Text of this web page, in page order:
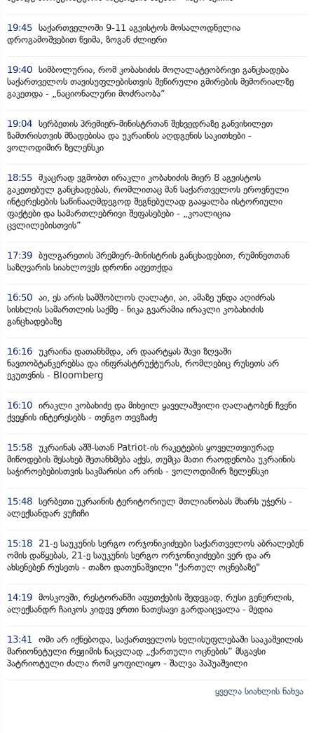
19:45 საქართველოში 9-11 აგვისტოს მოსალოდნელია
დროგამოშვებით წვიმა, ზოგან ძლიერი
19:40 სიმბოლურია, რომ კობახიძის მოღალატეობრივი განცხადება
საქართველოს თავისუფლებისთვის შეწირული გმირების მემორიალზე
გაკეთდა - „ნაციონალური მოძრაობა“
19:04 სერბეთის პრემიერ-მინისტრთან შეხვედრაზე განვიხილეთ
ზამთრისთვის მზადებისა და უკრაინის აღდგენის საკითხები -
ვოლოდიმირ ზელენსკი
18:55 მკაცრად ვგმობთ ირაკლი კობახიძის მიერ 8 აგვისტოს
გაკეთებულ განცხადებას, რომლითაც მან საქართველოს ეროვნული
ინტერესების საწინააღმდეგოდ შეგნებულად გააყალბა ისტორიული
ფაქტები და სამართლებრივი შეფასებები - „კოალიცია
ცვლილებისთვის“
17:39 ბულგარეთის პრემიერ-მინისტრის განცხადებით, რუმინეთთან
საზღვარის სიახლოვეს დრონი აფეთქდა
16:50 აი, ეს არის სამშობლოს ღალატი, აი, ამაზე უნდა აღიძრას
სისხლის სამართლის საქმე - ნიკა გვარამია ირაკლი კობახიძის
განცხადებაზე
16:16 უკრაინა დათანხმდა, არ დაარტყას შავი ზღვაში
ნავთობტანკერებსა და ინფრასტრუქტურას, რომლებიც რუსეთს არ
ეკუთვნის - Bloomberg
16:10 ირაკლი კობახიძე და მიხეილ ყაველაშვილი ღალატობენ ჩვენი
ქვეყნის ინტერესებს - თენგო თევზაძე
15:58 უკრაინას აშშ-სთან Patriot-ის რაკეტების ყოველთვიურად
მიწოდების შესახებ შეთანხმება აქვს, თუმცა მათი რაოდენობა უკრაინის
საჭიროებებისთვის საკმარისი არ არის - ვოლოდიმირ ზელენსკი
15:48 სერბეთი უკრაინის ტერიტორიულ მთლიანობას მხარს უჭერს -
ალექსანდარ ვუჩიჩი
15:18
21-ე საუკუნის სერგო ორჯონიკიძეები საქართველოს აბრალებენ
ომის დაწყებას, 21-ე საუკუნის სერგო ორჯონიკიძეები ვერ და არ
ახსენებენ რუსეთს - თაზო დათუნაშვილი "ქართულ ოცნებაზე"
14:19 მოსკოვში, რესტორანში აფეთქების შედეგად, რუსი გენერლის,
ალექსანდრ ჩაიკოს კიდევ ერთი ნათესავი გარდაიცვალა - მედია
13:41
ომი არ იქნებოდა, საქართველოს ხელისუფლებაში სააკაშვილის
მარიონეტული რეჟიმის ნაცვლად „ქართული ოცნების“ მსგავსი
პატრიოტული ძალა რომ ყოფილიყო - შალვა პაპუაშვილი
ყველა სიახლის ნახვა